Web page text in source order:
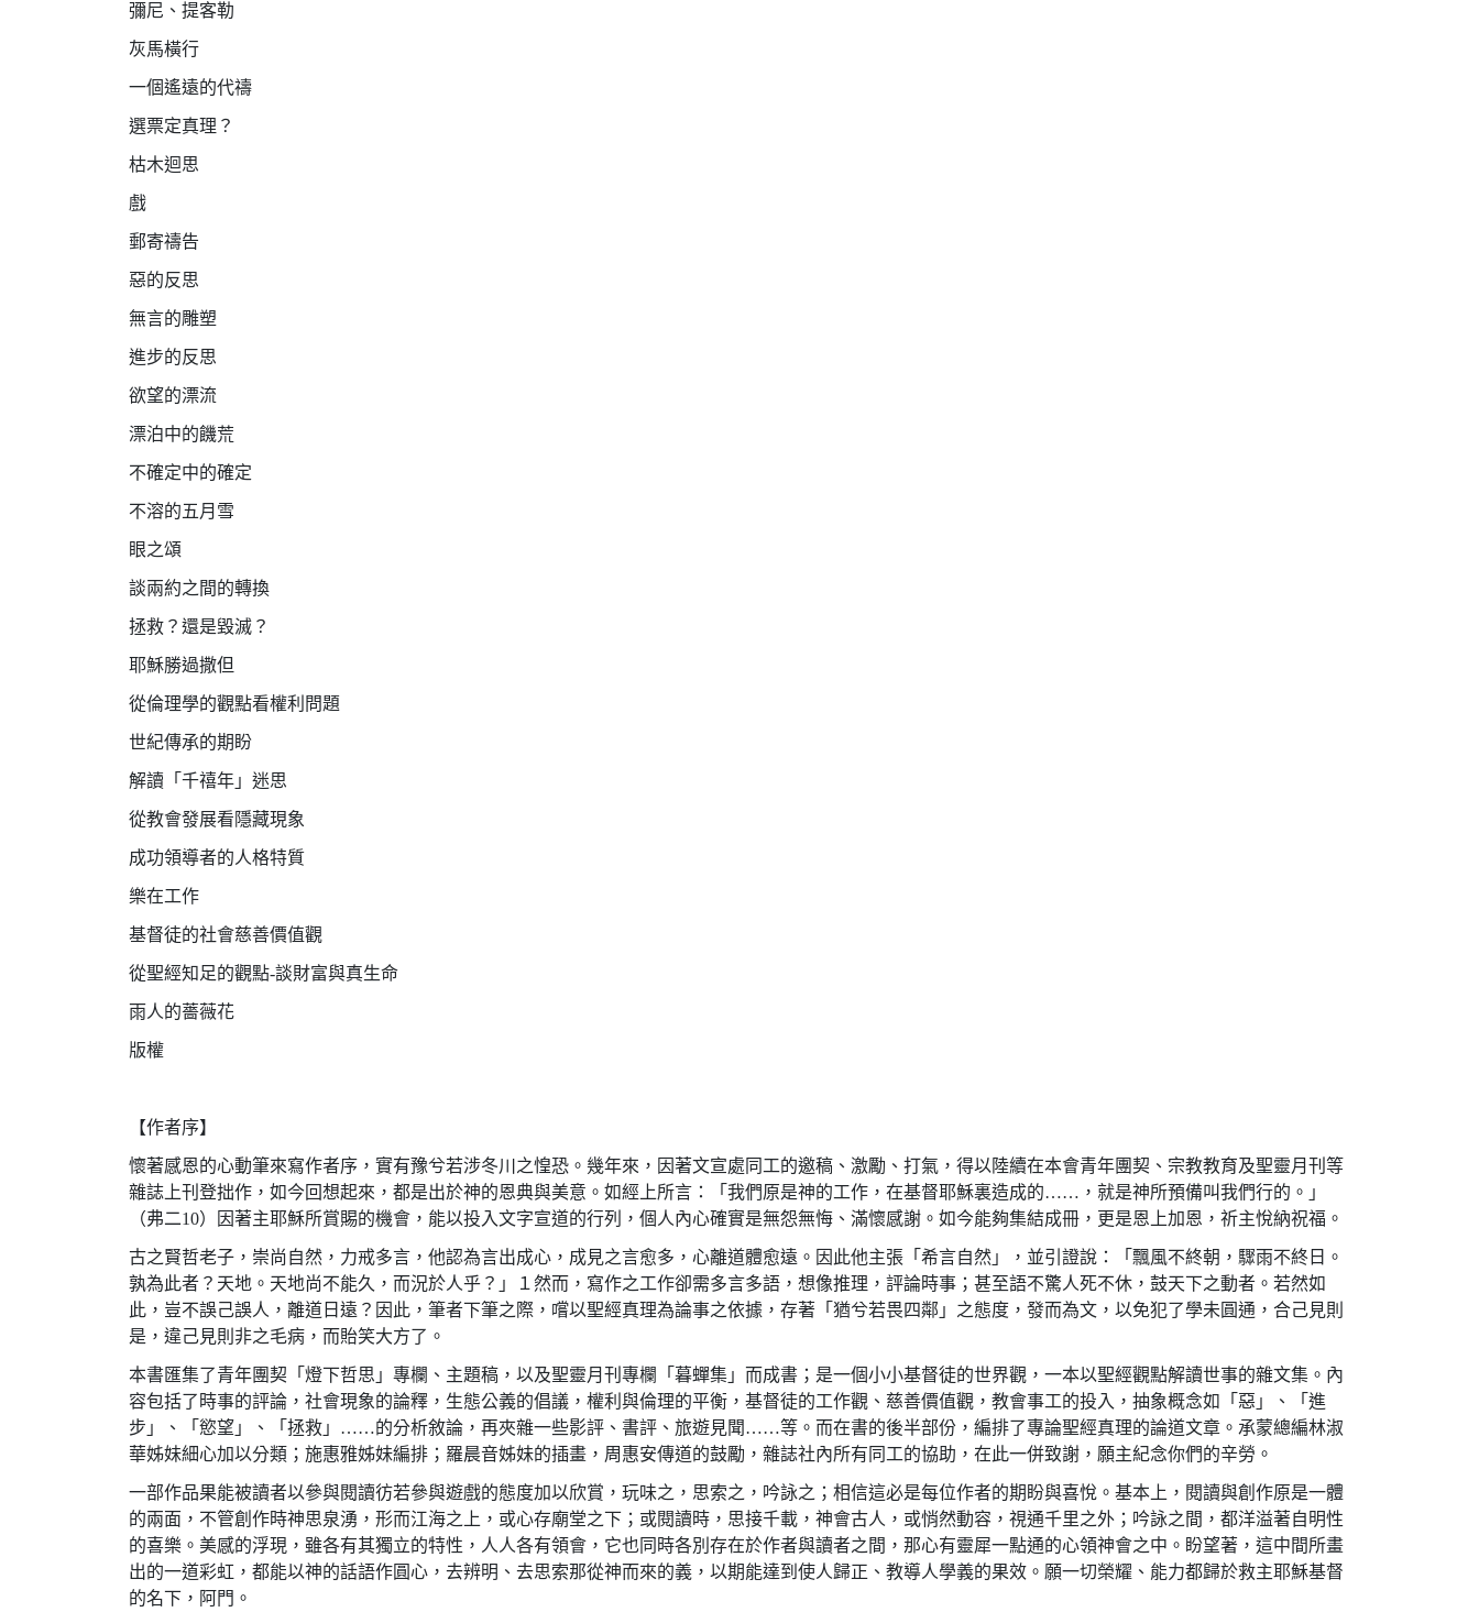
彌尼、提客勒
灰馬橫行
一個遙遠的代禱
選票定真理？
枯木迴思
戲
郵寄禱告
惡的反思
無言的雕塑
進步的反思
欲望的漂流
漂泊中的饑荒
不確定中的確定
不溶的五月雪
眼之頌
談兩約之間的轉換
拯救？還是毀滅？
耶穌勝過撒但
從倫理學的觀點看權利問題
世紀傳承的期盼
解讀「千禧年」迷思
從教會發展看隱藏現象
成功領導者的人格特質
樂在工作
基督徒的社會慈善價值觀
從聖經知足的觀點-談財富與真生命
雨人的薔薇花
版權
【作者序】
懷著感恩的心動筆來寫作者序，實有豫兮若涉冬川之惶恐。幾年來，因著文宣處同工的邀稿、激勵、打氣，得以陸續在本會青年團契、宗教教育及聖靈月刊等
雜誌上刊登拙作，如今回想起來，都是出於神的恩典與美意。如經上所言：「我們原是神的工作，在基督耶穌裏造成的……，就是神所預備叫我們行的。」
（弗二10）因著主耶穌所賞賜的機會，能以投入文字宣道的行列，個人內心確實是無怨無悔、滿懷感謝。如今能夠集結成冊，更是恩上加恩，祈主悅納祝福。
古之賢哲老子，崇尚自然，力戒多言，他認為言出成心，成見之言愈多，心離道體愈遠。因此他主張「希言自然」，並引證說：「飄風不終朝，驟雨不終日。
孰為此者？天地。天地尚不能久，而況於人乎？」１然而，寫作之工作卻需多言多語，想像推理，評論時事；甚至語不驚人死不休，鼓天下之動者。若然如
此，豈不誤己誤人，離道日遠？因此，筆者下筆之際，嚐以聖經真理為論事之依據，存著「猶兮若畏四鄰」之態度，發而為文，以免犯了學未圓通，合己見則
是，違己見則非之毛病，而貽笑大方了。
本書匯集了青年團契「燈下哲思」專欄、主題稿，以及聖靈月刊專欄「暮蟬集」而成書；是一個小小基督徒的世界觀，一本以聖經觀點解讀世事的雜文集。內
容包括了時事的評論，社會現象的論釋，生態公義的倡議，權利與倫理的平衡，基督徒的工作觀、慈善價值觀，教會事工的投入，抽象概念如「惡」、「進
步」、「慾望」、「拯救」……的分析敘論，再夾雜一些影評、書評、旅遊見聞……等。而在書的後半部份，編排了專論聖經真理的論道文章。承蒙總編林淑
華姊妹細心加以分類；施惠雅姊妹編排；羅晨音姊妹的插畫，周惠安傳道的鼓勵，雜誌社內所有同工的協助，在此一併致謝，願主紀念你們的辛勞。
一部作品果能被讀者以參與閱讀彷若參與遊戲的態度加以欣賞，玩味之，思索之，吟詠之；相信這必是每位作者的期盼與喜悅。基本上，閱讀與創作原是一體
的兩面，不管創作時神思泉湧，形而江海之上，或心存廟堂之下；或閱讀時，思接千載，神會古人，或悄然動容，視通千里之外；吟詠之間，都洋溢著自明性
的喜樂。美感的浮現，雖各有其獨立的特性，人人各有領會，它也同時各別存在於作者與讀者之間，那心有靈犀一點通的心領神會之中。盼望著，這中間所畫
出的一道彩虹，都能以神的話語作圓心，去辨明、去思索那從神而來的義，以期能達到使人歸正、教導人學義的果效。願一切榮耀、能力都歸於救主耶穌基督
的名下，阿門。